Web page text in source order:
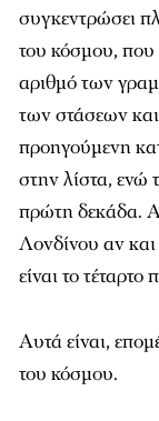
συγκεντρώσει
του κόσμου, που
αριθμό των
των στάσεων
προηγούμενη
στην λίστα, ενώ
πρώτη δεκάδα.
Λονδίνου αν
είναι το
Αυτά είναι,
του κόσμου.